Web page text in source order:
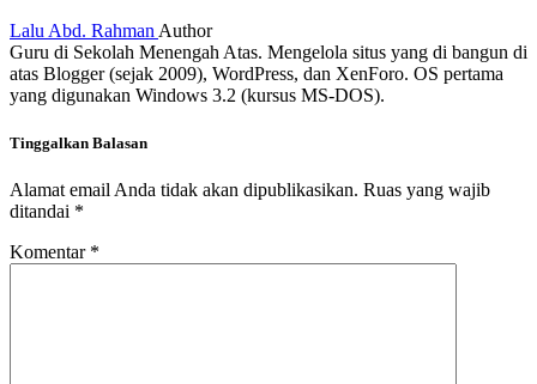
Lalu Abd. Rahman Author
Guru di Sekolah Menengah Atas. Mengelola situs yang di bangun di
atas Blogger (sejak 2009), WordPress, dan XenForo. OS pertama
yang digunakan Windows 3.2 (kursus MS-DOS).
Tinggalkan Balasan
Alamat email Anda tidak akan dipublikasikan. Ruas yang wajib
ditandai *
Komentar *